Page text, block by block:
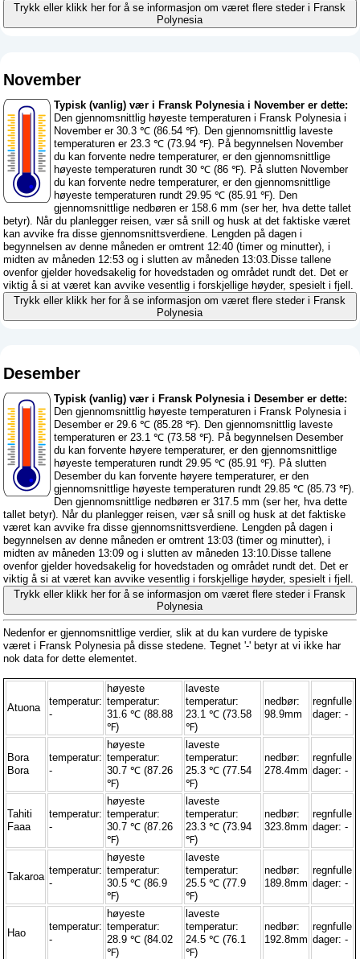
Trykk eller klikk her for å se informasjon om været flere steder i Fransk
Polynesia
November
Typisk (vanlig) vær i Fransk Polynesia i November er dette:
Den gjennomsnittlig høyeste temperaturen i Fransk Polynesia i
November er 30.3 ℃ (86.54 ℉). Den gjennomsnittlig laveste
temperaturen er 23.3 ℃ (73.94 ℉). På begynnelsen November
du kan forvente nedre temperaturer, er den gjennomsnittlige
høyeste temperaturen rundt 30 ℃ (86 ℉). På slutten November
du kan forvente nedre temperaturer, er den gjennomsnittlige
høyeste temperaturen rundt 29.95 ℃ (85.91 ℉). Den
gjennomsnittlige nedbøren er 158.6 mm (ser her, hva dette tallet
betyr). Når du planlegger reisen, vær så snill og husk at det faktiske været
kan avvike fra disse gjennomsnittsverdiene. Lengden på dagen i
begynnelsen av denne måneden er omtrent 12:40 (timer og minutter), i
midten av måneden 12:53 og i slutten av måneden 13:03.Disse tallene
ovenfor gjelder hovedsakelig for hovedstaden og området rundt det. Det er
viktig å si at været kan avvike vesentlig i forskjellige høyder, spesielt i fjell.
Trykk eller klikk her for å se informasjon om været flere steder i Fransk
Polynesia
Desember
Typisk (vanlig) vær i Fransk Polynesia i Desember er dette:
Den gjennomsnittlig høyeste temperaturen i Fransk Polynesia i
Desember er 29.6 ℃ (85.28 ℉). Den gjennomsnittlig laveste
temperaturen er 23.1 ℃ (73.58 ℉). På begynnelsen Desember
du kan forvente høyere temperaturer, er den gjennomsnittlige
høyeste temperaturen rundt 29.95 ℃ (85.91 ℉). På slutten
Desember du kan forvente høyere temperaturer, er den
gjennomsnittlige høyeste temperaturen rundt 29.85 ℃ (85.73 ℉).
Den gjennomsnittlige nedbøren er 317.5 mm (ser her, hva dette
tallet betyr). Når du planlegger reisen, vær så snill og husk at det faktiske
været kan avvike fra disse gjennomsnittsverdiene. Lengden på dagen i
begynnelsen av denne måneden er omtrent 13:03 (timer og minutter), i
midten av måneden 13:09 og i slutten av måneden 13:10.Disse tallene
ovenfor gjelder hovedsakelig for hovedstaden og området rundt det. Det er
viktig å si at været kan avvike vesentlig i forskjellige høyder, spesielt i fjell.
Trykk eller klikk her for å se informasjon om været flere steder i Fransk
Polynesia
Nedenfor er gjennomsnittlige verdier, slik at du kan vurdere de typiske
været i Fransk Polynesia på disse stedene. Tegnet '-' betyr at vi ikke har
nok data for dette elementet.
Atuona
temperatur:
-
høyeste
temperatur:
31.6 ℃ (88.88
℉)
laveste
temperatur:
23.1 ℃ (73.58
℉)
nedbør:
98.9mm
regnfulle
dager: -
Bora
Bora
temperatur:
-
høyeste
temperatur:
30.7 ℃ (87.26
℉)
laveste
temperatur:
25.3 ℃ (77.54
℉)
nedbør:
278.4mm
regnfulle
dager: -
Tahiti
Faaa
temperatur:
-
høyeste
temperatur:
30.7 ℃ (87.26
℉)
laveste
temperatur:
23.3 ℃ (73.94
℉)
nedbør:
323.8mm
regnfulle
dager: -
Takaroa
temperatur:
-
høyeste
temperatur:
30.5 ℃ (86.9
℉)
laveste
temperatur:
25.5 ℃ (77.9
℉)
nedbør:
189.8mm
regnfulle
dager: -
Hao
temperatur:
-
høyeste
temperatur:
28.9 ℃ (84.02
℉)
laveste
temperatur:
24.5 ℃ (76.1
℉)
nedbør:
192.8mm
regnfulle
dager: -